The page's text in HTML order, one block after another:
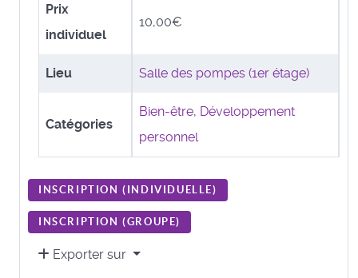
Prix
individuel
10,00€
Lieu Salle des pompes (1er étage)
Catégories
Bien-être, Développement
personnel
INSCRIPTION ( INDIVIDUELLE)
INSCRIPTION (GROUPE)
Exporter sur